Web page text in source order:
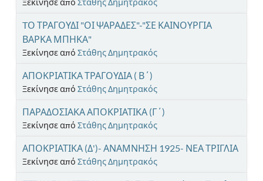
TΟ ΤΡΑΓΟΥΔΙ "ΟΙ ΨΑΡΑΔΕΣ"-"ΣΕ ΚΑΙΝΟΥΡΓΙΑ
ΒΑΡΚΑ ΜΠΗΚΑ"
Ξεκίνησε από Στάθης Δημητρακός
ΑΠΟΚΡΙΑΤΙΚΑ ΤΡΑΓΟΥΔΙΑ ( Β΄)
Ξεκίνησε από Στάθης Δημητρακός
ΠΑΡΑΔΟΣΙΑΚΑ ΑΠΟΚΡΙΑΤΙΚΑ (Γ΄)
Ξεκίνησε από Στάθης Δημητρακός
ΑΠΟΚΡΙΑΤΙΚΑ (Δ')- ΑΝΑΜΝΗΣΗ 1925- ΝΕΑ ΤΡΙΓΛΙΑ
Ξεκίνησε από Στάθης Δημητρακός